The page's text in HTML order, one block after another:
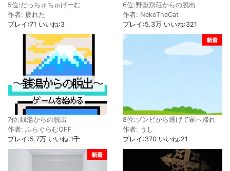
5位:だっちゅちゅげーむ
作者: 疲れた
プレイ:71 いいね:3
6位:野獣別荘からの脱出
作者: NekoTheCat
プレイ:5.3万 いいね:321
7位:銭湯からの脱出
作者: ふらぐらむOFF
プレイ:5.7万 いいね:1千
8位:ゾンビから逃げて家へ帰れ
作者: うし
プレイ:370 いいね:21